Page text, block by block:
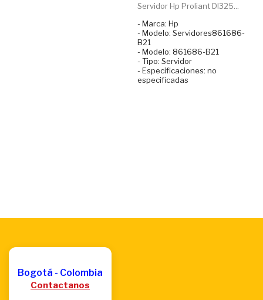
Servidor Hp Proliant Dl325...
- Marca: Hp
- Modelo: Servidores861686-
B21
- Modelo: 861686-B21
- Tipo: Servidor
- Especificaciones: no
especificadas
Bogotá - Colombia
Contactanos